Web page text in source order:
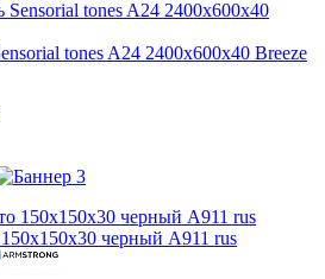
tones A24 2400x600x40 Breeze
черный А911 rus